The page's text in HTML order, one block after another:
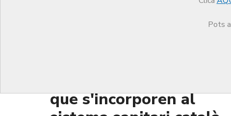
Pots
Formació per a
que s'incorporen al